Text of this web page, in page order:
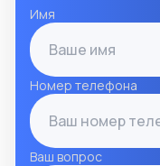
Имя
Номер телефона
Ваш вопрос